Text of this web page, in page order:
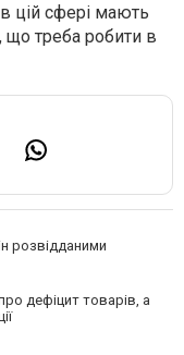
цій сфері мають
що треба робити в
розвідданими
дефіцит товарів, а